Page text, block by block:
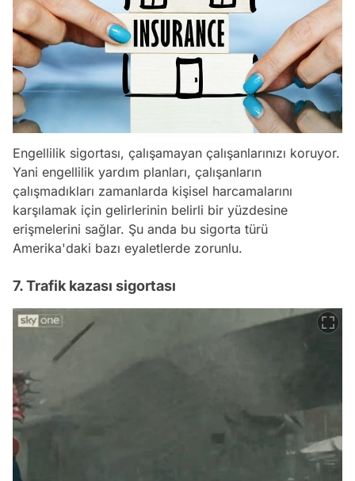
Engellilik sigortası, çalışamayan çalışanlarınızı koruyor.
Yani engellilik yardım planları, çalışanların
çalışmadıkları zamanlarda kişisel harcamalarını
karşılamak için gelirlerinin belirli bir yüzdesine
erişmelerini sağlar. Şu anda bu sigorta türü
Amerika'daki bazı eyaletlerde zorunlu.
7. Trafik kazası sigortası